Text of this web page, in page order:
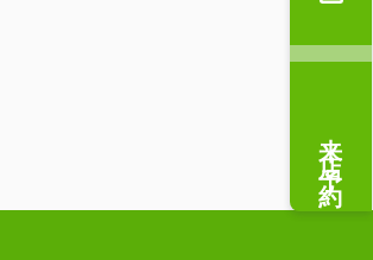
来店予約